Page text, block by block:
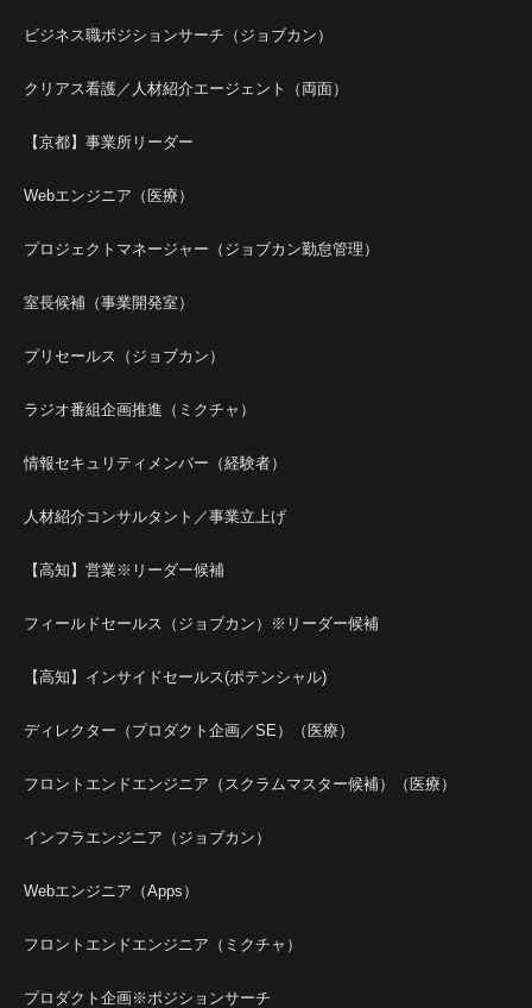
ビジネス職ポジションサーチ（ジョブカン）
クリアス看護／人材紹介エージェント（両面）
【京都】事業所リーダー
Webエンジニア（医療）
プロジェクトマネージャー（ジョブカン勤怠管理）
室長候補（事業開発室）
プリセールス（ジョブカン）
ラジオ番組企画推進（ミクチャ）
情報セキュリティメンバー（経験者）
人材紹介コンサルタント／事業立上げ
【高知】営業※リーダー候補
フィールドセールス（ジョブカン）※リーダー候補
【高知】インサイドセールス(ポテンシャル)
ディレクター（プロダクト企画／SE）（医療）
フロントエンドエンジニア（スクラムマスター候補）（医療）
インフラエンジニア（ジョブカン）
Webエンジニア（Apps）
フロントエンドエンジニア（ミクチャ）
プロダクト企画※ポジションサーチ